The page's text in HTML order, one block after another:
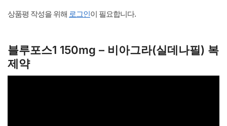
상품평 작성을 위해 로그인이 필요합니다.
블루포스1 150mg – 비아그라(실데나필) 복
제약